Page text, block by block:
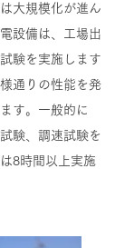
大規模化が進ん
設備は、工場出
験を実施します
通りの性能を発
す。一般的に
験、調速試験を
8時間以上実施